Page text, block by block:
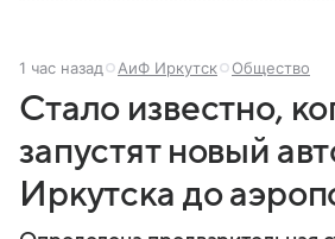
1 час назад АиФ Иркутск Общество
Стало известно,
запустят новый
Иркутска до